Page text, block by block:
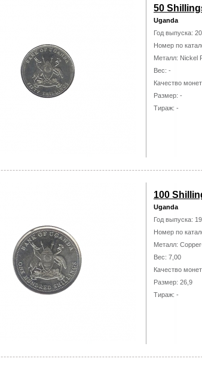
50
Uganda
Год выпуска:
Номер по
Металл: Nickel
Вес: -
Качество
Размер: -
Тираж: -
100
Uganda
Год выпуска:
Номер по
Металл:
Вес: 7,00
Качество
Размер: 26,9
Тираж: -